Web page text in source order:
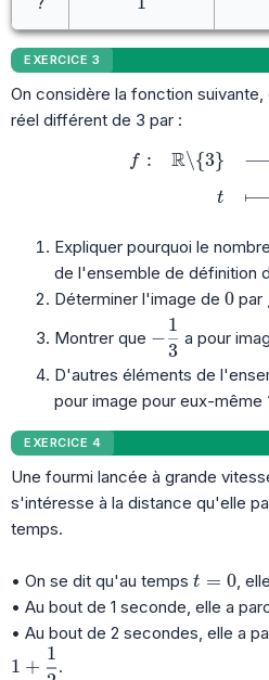
EXERCICE 3
On considère la fonction
réel différent de 3 par :
f : R\{3}
t
Expliquer pourquoi le nombre
de l'ensemble de définition
Déterminer l'image de 0
0 par
Montrer que
-\dfrac{1}{3}
−
3
1
a pour
D'autres éléments de
pour image pour eux-même
EXERCICE 4
Une fourmi lancée à grande
s'intéresse à la distance qu'elle
temps.
• On se dit qu'au temps t=0
t = 0,
• Au bout de 1 seconde, elle a
• Au bout de 2 secondes, elle a
1+\dfrac{1}{2}
1 +
1
.